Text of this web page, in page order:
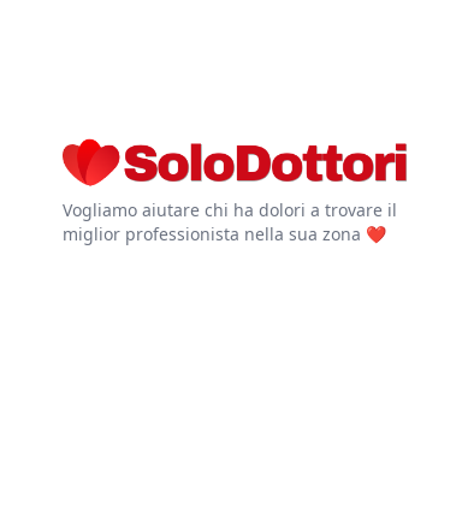
Vogliamo aiutare chi ha dolori a trovare il
miglior professionista nella sua zona ❤️